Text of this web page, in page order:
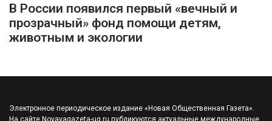
В России появился первый «вечный и
прозрачный» фонд помощи детям,
животным и экологии
Электронное периодическое издание «Новая Общественная Газета».
На сайте Novayagazeta-ug.ru публикуются актуальные международные